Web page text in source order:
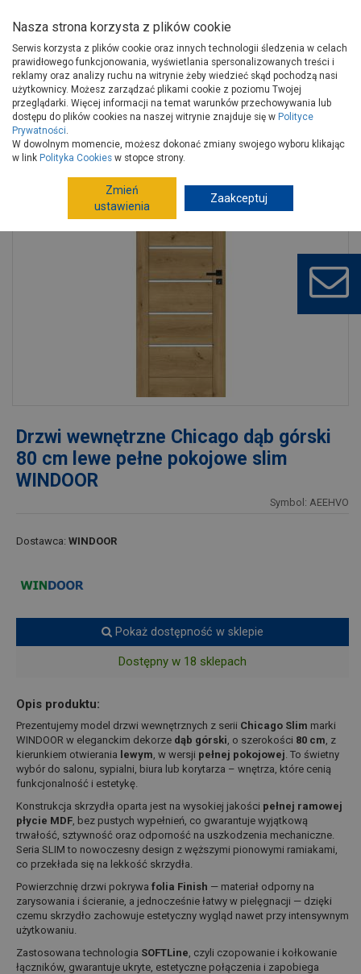
Strona główna Wykończenie Drzwi
Drzwi wewnętrzne
Drzwi wewnątrzlokalowe
Drzwi wewnętrzne Chicago dąb górski 80 cm lewe pełne pokojowe
slim
Drzwi wewnętrzne Chicago dąb górski
80 cm lewe pełne pokojowe slim
WINDOOR
Symbol: AEEHVO
Dostawca: WINDOOR
Pokaż dostępność w sklepie
Dostępny w 18 sklepach
Opis produktu:
Prezentujemy model drzwi wewnętrznych z serii Chicago Slim marki
WINDOOR w eleganckim dekorze dąb górski, o szerokości 80 cm, z
kierunkiem otwierania lewym, w wersji pełnej pokojowej. To świetny
wybór do salonu, sypialni, biura lub korytarza – wnętrza, które cenią
funkcjonalność i estetykę.
Konstrukcja skrzydła oparta jest na wysokiej jakości pełnej ramowej
płycie MDF, bez pustych wypełnień, co gwarantuje wyjątkową
trwałość, sztywność oraz odporność na uszkodzenia mechaniczne.
Seria SLIM to nowoczesny design z węższymi pionowymi ramiakami,
co przekłada się na lekkość skrzydła.
Powierzchnię drzwi pokrywa folia Finish — materiał odporny na
zarysowania i ścieranie, a jednocześnie łatwy w pielęgnacji — dzięki
czemu skrzydło zachowuje estetyczny wygląd nawet przy intensywnym
użytkowaniu.
Zastosowana technologia SOFTLine, czyli czopowanie i kołkowanie
łączników, gwarantuje ukryte, estetyczne połączenia i zapobiega
Nasza strona korzysta z plików cookie
Serwis korzysta z plików cookie oraz innych technologii śledzenia w celach
prawidłowego funkcjonowania, wyświetlania spersonalizowanych treści i
reklamy oraz analizy ruchu na witrynie żeby wiedzieć skąd pochodzą nasi
użytkownicy. Możesz zarządzać plikami cookie z poziomu Twojej
przeglądarki. Więcej informacji na temat warunków przechowywania lub
dostępu do plików cookies na naszej witrynie znajduje się w Polityce
Prywatności.
W dowolnym momencie, możesz dokonać zmiany swojego wyboru klikając
w link Polityka Cookies w stopce strony.
Zmień
ustawienia
Zaakceptuj